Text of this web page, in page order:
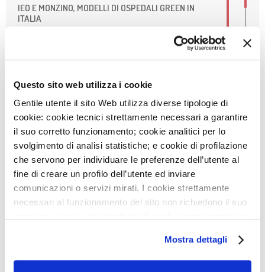
Questo sito web utilizza i cookie
Gentile utente il sito Web utilizza diverse tipologie di
cookie: cookie tecnici strettamente necessari a garantire
il suo corretto funzionamento; cookie analitici per lo
svolgimento di analisi statistiche; e cookie di profilazione
che servono per individuare le preferenze dell’utente al
fine di creare un profilo dell’utente ed inviare
comunicazioni o servizi mirati. I cookie strettamente
necessari al funzionamento del sito non richiedono il suo
Qualora non volesse esprimere preferenze può chiudere
il banner cliccando sul tasto x; in tal caso potranno
Mostra dettagli
IEO E MONZINO, MODELLI DI OSPEDALI GREEN IN
ITALIA
DIVENTA VOLONTARIO SOTTOVOCE: UN GESTO CHE
AVVISO: CHIUSURA SERVIZI
8LUG
NIGHT RUN MONZINO: PUNTO ISCRIZIONI GIOVEDÌ
16/7
22GIU
ACCREDITAMENTO DELLA NOSTRA UOS DI RM
CARDIOVASCOLARE
ONDATE DI CALORE, ALCUNI CONSIGLI PER
NEWSLETTER
Iscriviti e ricevi le ultime news del